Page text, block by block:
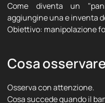
Come diventa un
aggiungine una e inventa
Obiettivo: manipolazione
Cosa
Osserva con attenzione.
Cosa succede quando il